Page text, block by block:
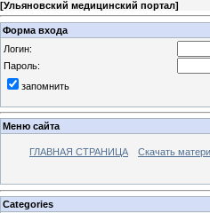
[Ульяновский медицинский портал]
Форма входа
Логин:
Пароль:
запомнить
Меню сайта
ГЛАВНАЯ СТРАНИЦА Скачать
Categories